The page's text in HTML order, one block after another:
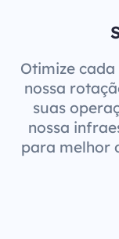
Otimize
nossa
suas
nossa
para melhor